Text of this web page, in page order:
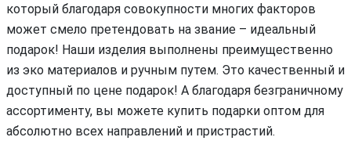
который благодаря совокупности многих факторов
может смело претендовать на звание – идеальный
подарок! Наши изделия выполнены преимущественно
из эко материалов и ручным путем. Это качественный и
доступный по цене подарок! А благодаря безграничному
ассортименту, вы можете купить подарки оптом для
абсолютно всех направлений и пристрастий.